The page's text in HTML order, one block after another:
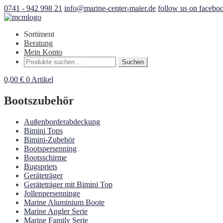
0741 - 942 998 21 info@marine-center-maier.de follow us on
Sortiment
Beratung
Mein Konto
Suchen
nach:
Suchen
0,00 € 0 Artikel
Bootszubehör
Außenborderabdeckung
Bimini Tops
Bimini-Zubehör
Bootspersenning
Bootsschirme
Bugspriets
Geräteträger
Geräteträger mit Bimini Top
Jollenpersenninge
Marine Aluminium Boote
Marine Angler Serie
Marine Family Serie